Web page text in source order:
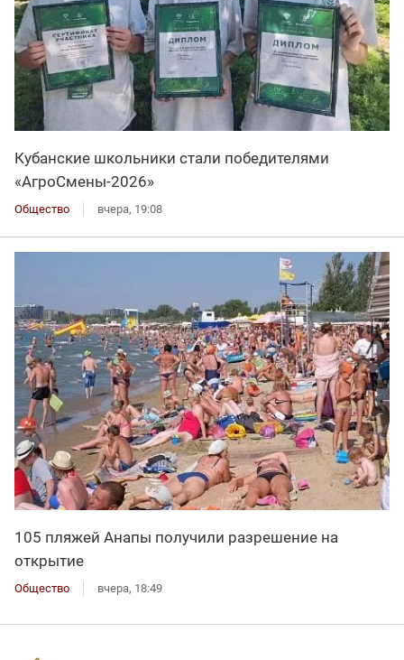
Кубанские школьники стали победителями
«АгроСмены-2026»
Общество вчера, 19:08
105 пляжей Анапы получили разрешение на
открытие
Общество вчера, 18:49